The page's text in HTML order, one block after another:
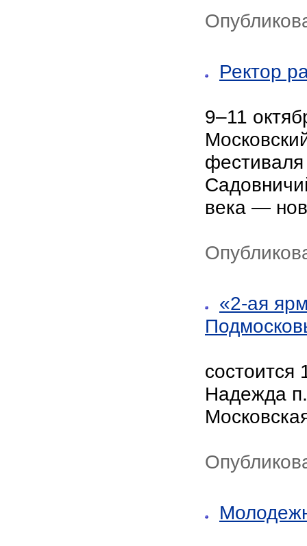
Ректор
9–11
века —
«2-ая
состоится
Надежда